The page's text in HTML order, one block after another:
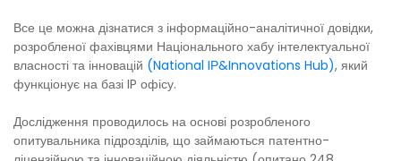
Все це можна дізнатися з інформаційно-аналітичної довідки,
розробленої фахівцями Національного хабу інтелектуальної
власності та інновацій (National IР&Innovations Hub), який
функціонує на базі IP офісу.
Дослідження проводилось на основі розробленого
опитувальника підрозділів, що займаються патентно-